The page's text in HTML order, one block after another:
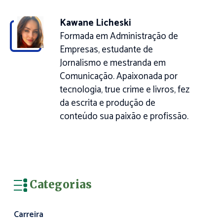
Kawane Licheski
Formada em Administração de
Empresas, estudante de
Jornalismo e mestranda em
Comunicação. Apaixonada por
tecnologia, true crime e livros, fez
da escrita e produção de
conteúdo sua paixão e profissão.
Categorias
Carreira